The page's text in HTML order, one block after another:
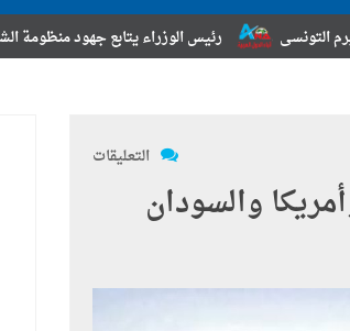
رئيس الوزراء يتابع جهود منظومة الشكاوى الحكومية
التعليقات
والسودان